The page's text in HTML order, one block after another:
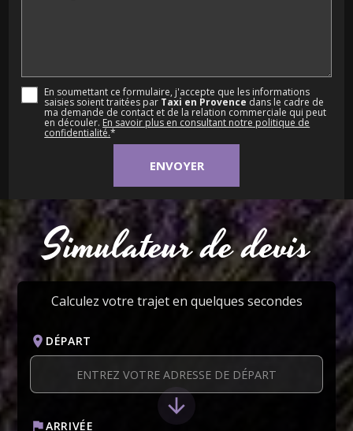
En soumettant ce formulaire, j'accepte que les informations
saisies soient traitées par Taxi en Provence dans le cadre de
ma demande de contact et de la relation commerciale qui peut
en découler. En savoir plus en consultant notre politique de
confidentialité.*
Simulateur de devis
Calculez votre trajet en quelques secondes
location_on DÉPART
arrow_downward
flagARRIVÉE